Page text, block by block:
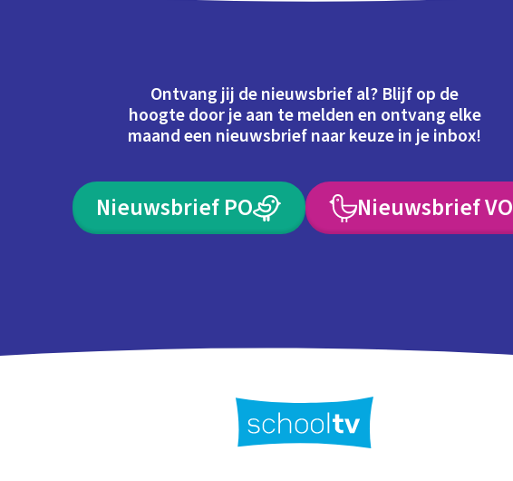
Ontvang jij de nieuwsbrief al? Blijf op de
hoogte door je aan te melden en ontvang elke
maand een nieuwsbrief naar keuze in je inbox!
Nieuwsbrief PO Nieuwsbrief VO